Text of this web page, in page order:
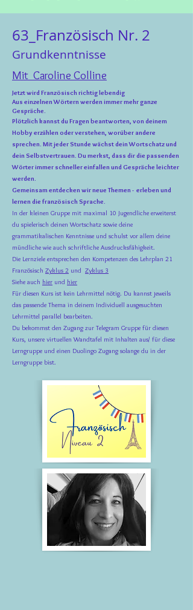
63_Französisch Nr. 2
Grundkenntnisse
Mit Caroline Colline
Jetzt wird Französisch richtig lebendig
Aus einzelnen Wörtern werden immer mehr ganze
Gespräche.
Plötzlich kannst du Fragen beantworten, von deinem
Hobby erzählen oder verstehen, worüber andere
sprechen. Mit jeder Stunde wächst dein Wortschatz und
dein Selbstvertrauen. Du merkst, dass dir die passenden
Wörter immer schneller einfallen und Gespräche leichter
werden.
Gemeinsam entdecken wir neue Themen - erleben und
lernen die französisch Sprache.
In der kleinen Gruppe mit maximal 10 Jugendliche erweiterst
du spielerisch deinen Wortschatz sowie deine
grammatikalischen Kenntnisse und schulst vor allem deine
mündliche wie auch schriftliche Ausdrucksfähigkeit.
Die Lernziele entsprechen den Kompetenzen des Lehrplan 21
Französisch Zyklus 2 und Zyklus 3
Siehe auch hier und hier
Für diesen Kurs ist kein Lehrmittel nötig. Du kannst jeweils
das passende Thema in deinem Individuell ausgesuchten
Lehrmittel parallel bearbeiten.
Du bekommst den Zugang zur Telegram Gruppe für diesen
Kurs, unsere virtuellen Wandtafel mit Inhalten aus/ für diese
Lerngruppe und einen Duolingo Zugang solange du in der
Lerngruppe bist.